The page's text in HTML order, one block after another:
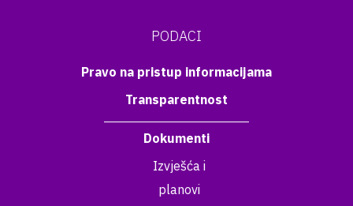
PODACI
Pravo na pristup informacijama
Transparentnost
Dokumenti
Izvješća i
planovi